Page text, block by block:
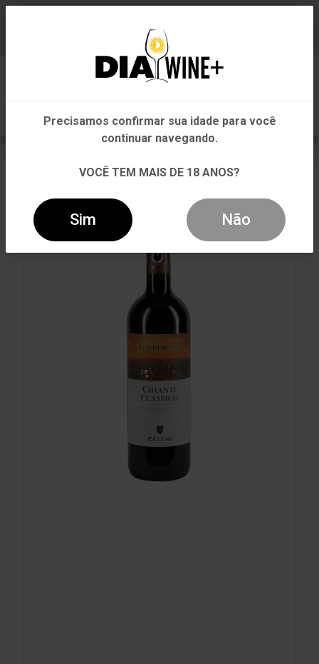
VINHO CECCHI CHIANTI TORREBONA CLÁSSICO DOCG
Em que Estado você está?
Pernambuco
Outros Estados
Precisamos confirmar sua idade para você
continuar navegando.
VOCÊ TEM MAIS DE 18 ANOS?
Sim Não